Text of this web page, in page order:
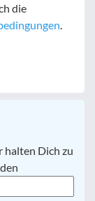
die
halten Dich zu